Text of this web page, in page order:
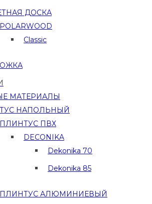
ДОСКА
POLARWOOD
Classic
МАТЕРИАЛЫ
НАПОЛЬНЫЙ
ПЛИНТУС ПВХ
DECONIKA
Dekonika 70
Dekonika 85
ПЛИНТУС АЛЮМИНИЕВЫЙ